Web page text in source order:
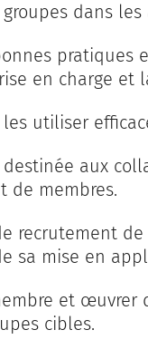
dans les
pratiques
en charge et
utiliser
aux
de membres.
recrutement
sa mise en
et œuvrer
cibles.